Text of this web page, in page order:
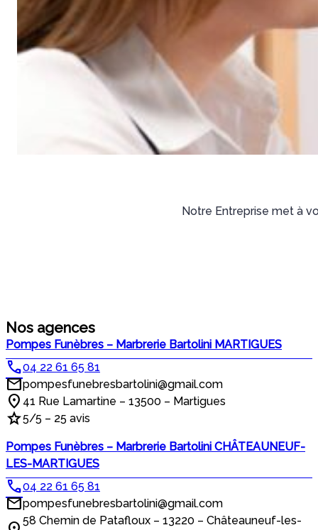
Notre Entreprise met à
Nos agences
Pompes Funèbres – Marbrerie Bartolini MARTIGUES
04 22 61 65 81
pompesfunebresbartolini@gmail.com
41 Rue Lamartine – 13500 – Martigues
5/5 – 25 avis
Pompes Funèbres – Marbrerie Bartolini CHÂTEAUNEUF-
LES-MARTIGUES
04 22 61 65 81
pompesfunebresbartolini@gmail.com
58 Chemin de Patafloux – 13220 – Châteauneuf-les-